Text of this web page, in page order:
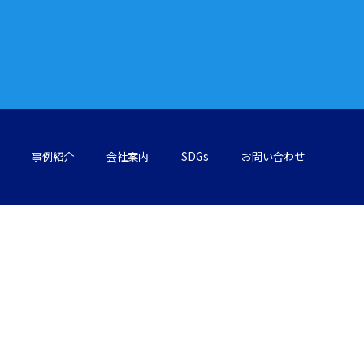
事例紹介 会社案内 SDGs お問い合わせ